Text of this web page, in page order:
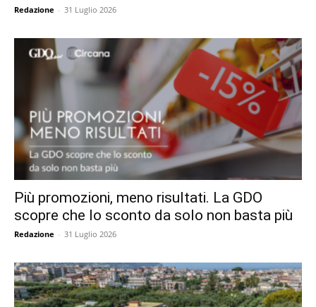
Redazione - 31 Luglio 2026
Più promozioni, meno risultati. La GDO
scopre che lo sconto da solo non basta più
Redazione - 31 Luglio 2026